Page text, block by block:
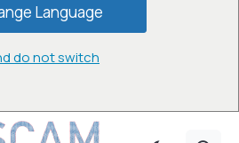
Language
do not switch